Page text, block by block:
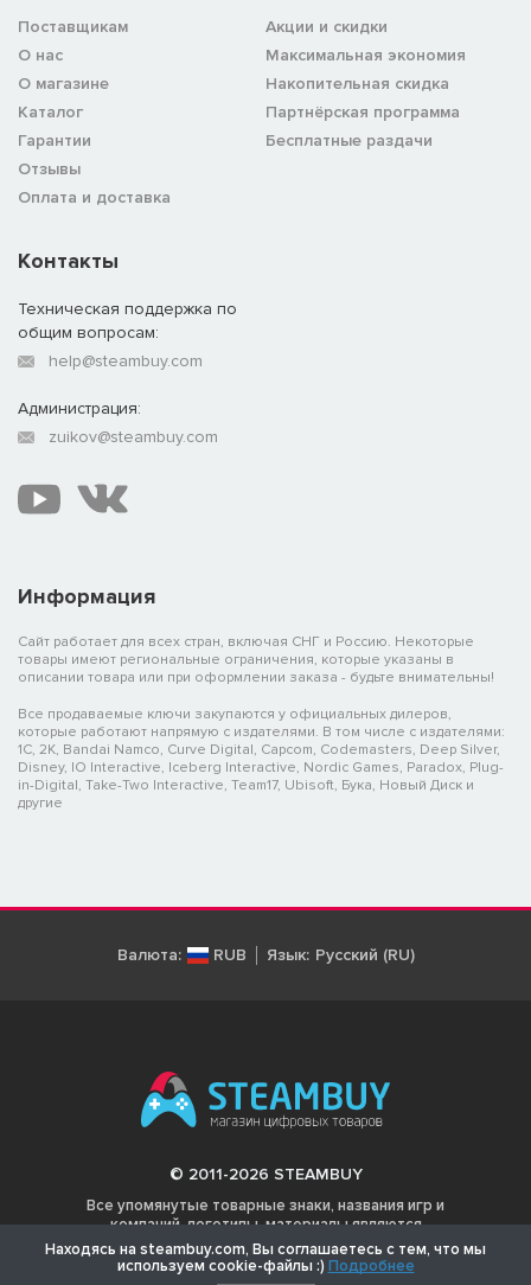
Поставщикам
О нас
О магазине
Каталог
Гарантии
Отзывы
Оплата и доставка
Акции и скидки
Максимальная экономия
Накопительная скидка
Партнёрская программа
Бесплатные раздачи
Информация
Сайт работает для всех стран, включая СНГ и Россию. Некоторые
товары имеют региональные ограничения, которые указаны в
описании товара или при оформлении заказа - будьте внимательны!
Все продаваемые ключи закупаются у официальных дилеров,
которые работают напрямую с издателями. В том числе с издателями:
1C, 2K, Bandai Namco, Curve Digital, Capcom, Codemasters, Deep Silver,
Disney, IO Interactive, Iceberg Interactive, Nordic Games, Paradox, Plug-
in-Digital, Take-Two Interactive, Team17, Ubisoft, Бука, Новый Диск и
другие
Контакты
Техническая поддержка по
общим вопросам:
help@steambuy.com
Администрация:
zuikov@steambuy.com
Валюта: RUB Язык: Русский (RU)
© 2011-2026 STEAMBUY
Все упомянутые товарные знаки, названия игр и
компаний, логотипы, материалы являются
собственностью соответствующих владельцев.
Находясь на steambuy.com, Вы соглашаетесь с тем, что мы
используем cookie-файлы :) Подробнее